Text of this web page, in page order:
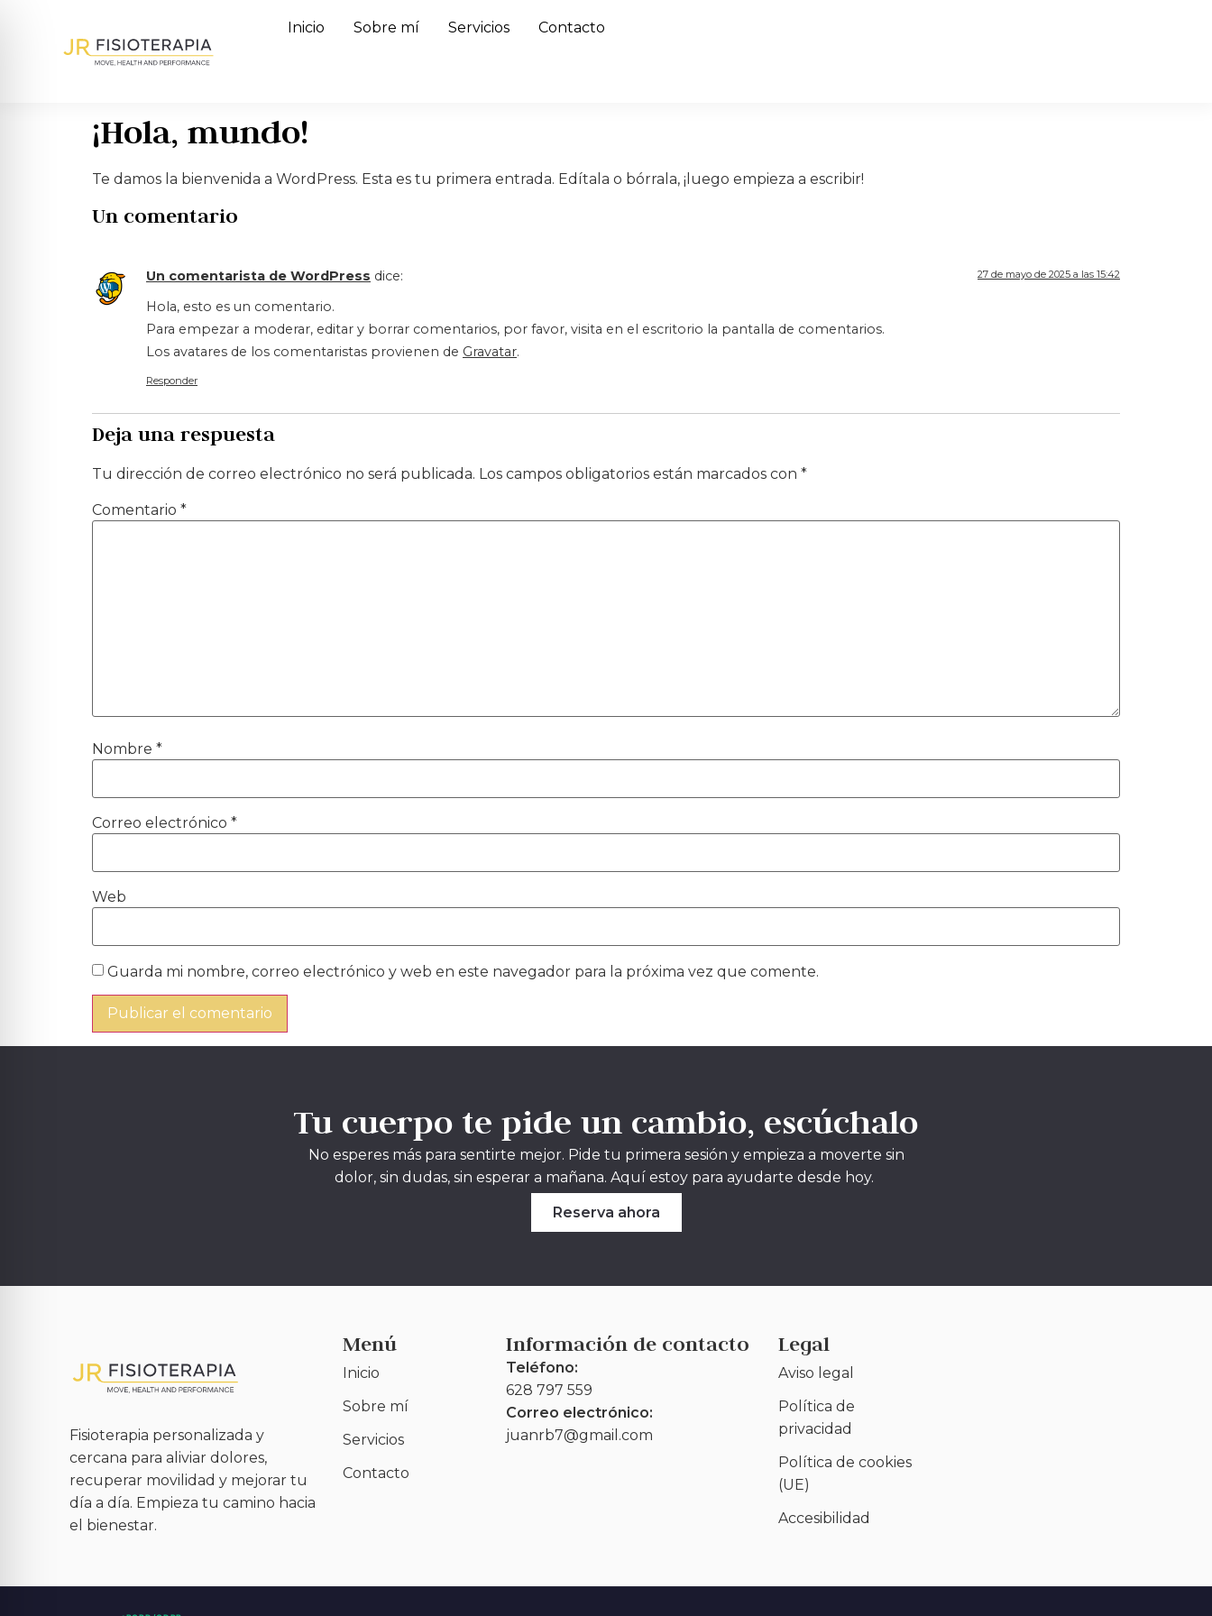
Inicio Sobre mí Servicios Contacto
¡Hola, mundo!
Te damos la bienvenida a WordPress. Esta es tu primera entrada. Edítala o bórrala, ¡luego empieza a escribir!
Un comentario
Un comentarista de WordPress dice: 27 de mayo de 2025 a las 15:42
Hola, esto es un comentario.
Para empezar a moderar, editar y borrar comentarios, por favor, visita en el escritorio la pantalla de comentarios.
Los avatares de los comentaristas provienen de Gravatar.
Responder
Deja una respuesta
Tu dirección de correo electrónico no será publicada. Los campos obligatorios están marcados con *
Comentario *
Nombre *
Correo electrónico *
Web
Guarda mi nombre, correo electrónico y web en este navegador para la próxima vez que comente.
Tu cuerpo te pide un cambio, escúchalo
No esperes más para sentirte mejor. Pide tu primera sesión y empieza a moverte sin
dolor, sin dudas, sin esperar a mañana. Aquí estoy para ayudarte desde hoy.
Reserva ahora
Fisioterapia personalizada y
cercana para aliviar dolores,
recuperar movilidad y mejorar tu
día a día. Empieza tu camino hacia
el bienestar.
Menú
Inicio
Sobre mí
Servicios
Contacto
Información de contacto
Teléfono:
628 797 559
Correo electrónico:
juanrb7@gmail.com
Legal
Aviso legal
Política de
privacidad
Política de cookies
(UE)
Accesibilidad